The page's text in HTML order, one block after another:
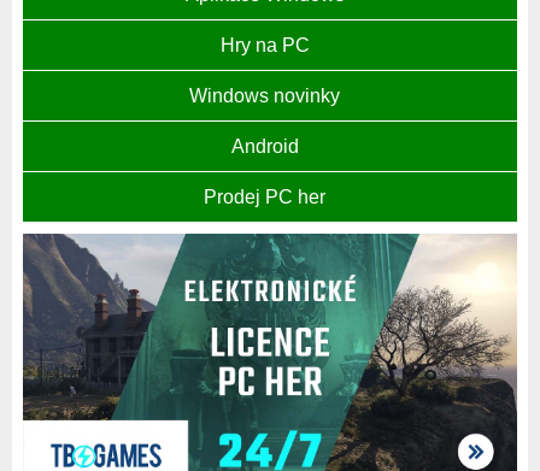
Hry na PC
Windows novinky
Android
Prodej PC her